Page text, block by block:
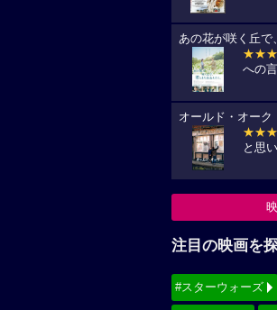
あの花が咲く丘で
への
オールド・オーク
と思
注目の映画を
#スターウォーズ